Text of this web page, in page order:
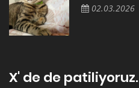
02.03.2026
X' de de patiliyoruz.